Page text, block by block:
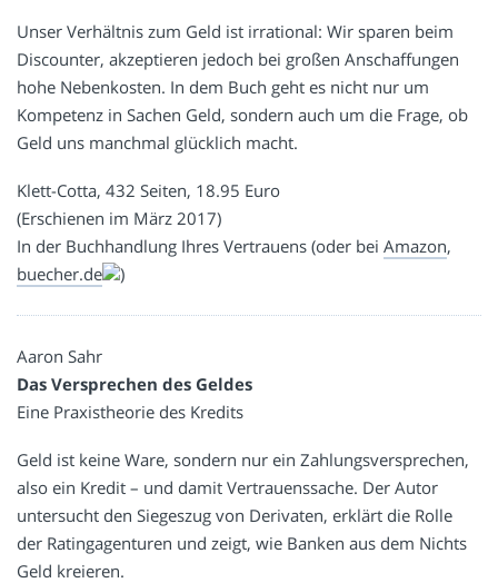
Unser Verhältnis zum Geld ist irrational: Wir sparen beim
Discounter, akzeptieren jedoch bei großen Anschaffungen
hohe Nebenkosten. In dem Buch geht es nicht nur um
Kompetenz in Sachen Geld, sondern auch um die Frage, ob
Geld uns manchmal glücklich macht.
Klett-Cotta, 432 Seiten, 18.95 Euro
(Erschienen im März 2017)
In der Buchhandlung Ihres Vertrauens (oder bei Amazon,
buecher.de
)
Aaron Sahr
Das Versprechen des Geldes
Eine Praxistheorie des Kredits
Geld ist keine Ware, sondern nur ein Zahlungsversprechen,
also ein Kredit – und damit Vertrauenssache. Der Autor
untersucht den Siegeszug von Derivaten, erklärt die Rolle
der Ratingagenturen und zeigt, wie Banken aus dem Nichts
Geld kreieren.